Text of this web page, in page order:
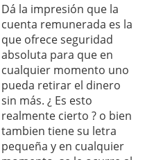
Dá la impresión que la
cuenta remunerada es la
que ofrece seguridad
absoluta para que en
cualquier momento uno
pueda retirar el dinero
sin más. ¿ Es esto
realmente cierto ? o bien
tambien tiene su letra
pequeña y en cualquier